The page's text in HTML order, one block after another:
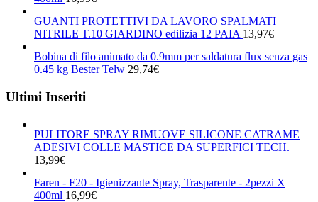
GUANTI PROTETTIVI DA LAVORO SPALMATI
NITRILE T.10 GIARDINO edilizia 12 PAIA 13,97€
Bobina di filo animato da 0.9mm per saldatura flux senza gas
0.45 kg Bester Telw 29,74€
Ultimi Inseriti
PULITORE SPRAY RIMUOVE SILICONE CATRAME
ADESIVI COLLE MASTICE DA SUPERFICI TECH.
13,99€
Faren - F20 - Igienizzante Spray, Trasparente - 2pezzi X
400ml 16,99€